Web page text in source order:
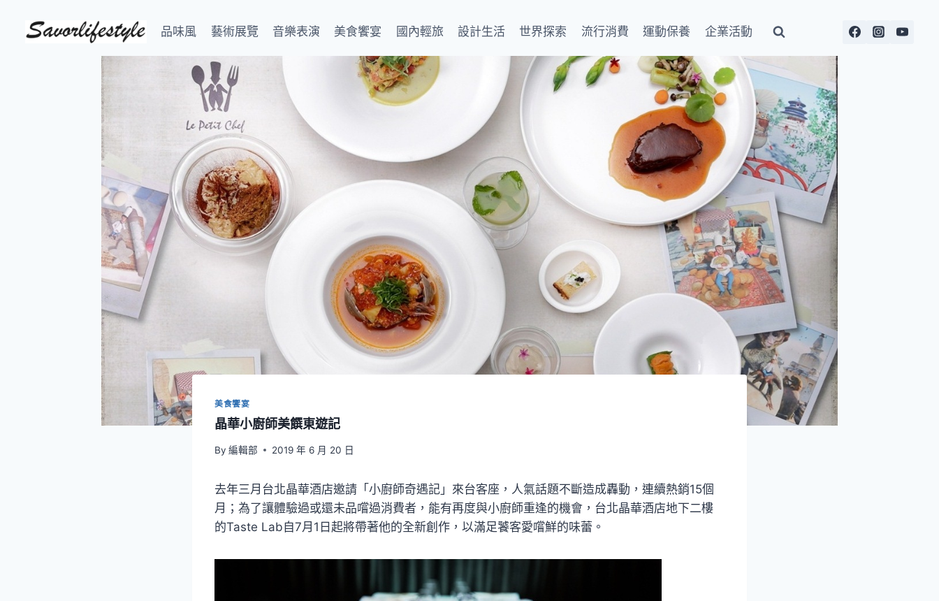
品味風 藝術展覽 音樂表演 美食饗宴 國內輕旅 設計生活 世界探索 流行消費 運動保養 企業活動
美食饗宴
晶華小廚師美饌東遊記
By 編輯部 2019 年 6 月 20 日
去年三月台北晶華酒店邀請「小廚師奇遇記」來台客座，人氣話題不斷造成轟動，連續熱銷15個
月；為了讓體驗過或還未品嚐過消費者，能有再度與小廚師重逢的機會，台北晶華酒店地下二樓
的Taste Lab自7月1日起將帶著他的全新創作，以滿足饕客愛嚐鮮的味蕾。